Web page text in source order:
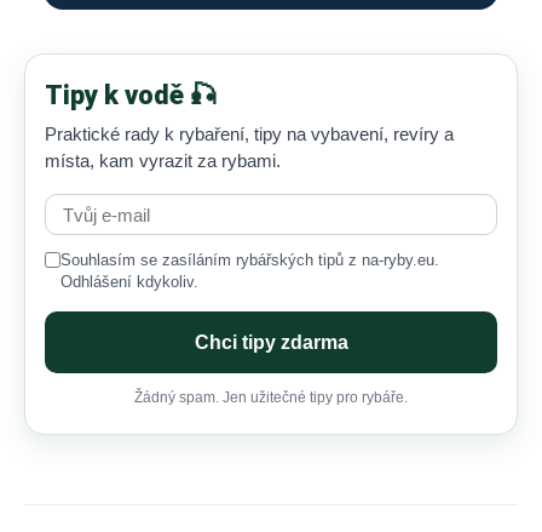
Tipy k vodě 🎣
Praktické rady k rybaření, tipy na vybavení, revíry a
místa, kam vyrazit za rybami.
Souhlasím se zasíláním rybářských tipů z na-ryby.eu.
Odhlášení kdykoliv.
Chci tipy zdarma
Žádný spam. Jen užitečné tipy pro rybáře.